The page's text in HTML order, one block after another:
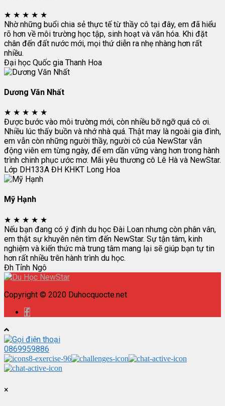
★ ★ ★ ★ ★
Nhờ những buổi chia sẻ thực tế từ thầy cô tại đây, em đã hiểu
rõ hơn về môi trường học tập, sinh hoạt và văn hóa. Khi đặt
chân đến đất nước mới, mọi thứ diễn ra nhẹ nhàng hơn rất
nhiều.
Đại học Quốc gia Thanh Hoa
Dương Văn Nhất
★ ★ ★ ★ ★
Được bước vào môi trường mới, còn nhiều bỡ ngỡ quá cô ơi.
Nhiều lúc thấy buồn và nhớ nhà quá. Thật may là ngoài gia đình,
em vẫn còn những người thầy, người cô của NewStar vẫn
động viên em từng ngày, để em dần vững vàng hơn trong hành
trình chinh phục ước mơ. Mãi yêu thương cô Lê Hà và NewStar.
Lớp DH133A ĐH KHKT Long Hoa
Mỹ Hạnh
★ ★ ★ ★ ★
Nếu bạn đang có ý định du học Đài Loan nhưng còn phân vân,
em thật sự khuyên nên tìm đến NewStar. Sự tận tâm, kinh
nghiệm và kiến thức mà trung tâm mang lại sẽ giúp bạn tự tin
hơn rất nhiều trên hành trình du học.
Đh Tỉnh Ngô
Copyright © 2020 Duhocquocte.net
0869959886
×